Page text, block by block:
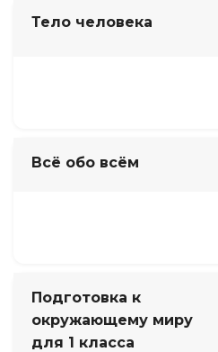
Тело человека
Всё обо всём
Подготовка к
окружающему миру
для 1 класса